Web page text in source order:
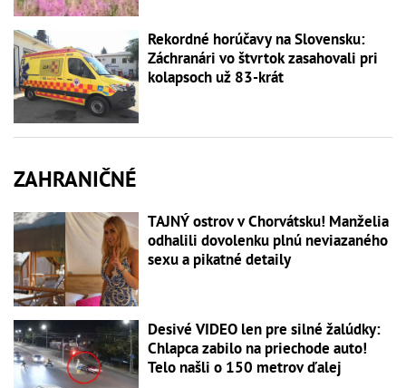
Rekordné horúčavy na Slovensku:
Záchranári vo štvrtok zasahovali pri
kolapsoch už 83-krát
ZAHRANIČNÉ
TAJNÝ ostrov v Chorvátsku! Manželia
odhalili dovolenku plnú neviazaného
sexu a pikatné detaily
Desivé VIDEO len pre silné žalúdky:
Chlapca zabilo na priechode auto!
Telo našli o 150 metrov ďalej